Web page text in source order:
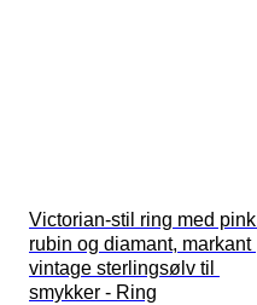
Victorian-stil ring med pink
rubin og diamant, markant
vintage sterlingsølv til
smykker - Ring